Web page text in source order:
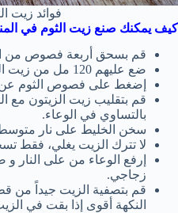
فوائد زيت
كيف يمكنك صنع زيت الثوم في
قم بسحق أربعة فصوص من
ضع عليهم 120 مل من زيت الزيتون.
إضغط على فصوص الثوم عن
قم بتقليب زيت الزيتون مع
بالتساوي في الوعاء.
سخن الخليط على نار متوسطة لمدة 3
لا تترك الزيت يغلي، فقط
إرفع الوعاء من على النار
زجاجي.
قم بتصفية الزيت جيداً من
النكهة أقوى إذا بقت في